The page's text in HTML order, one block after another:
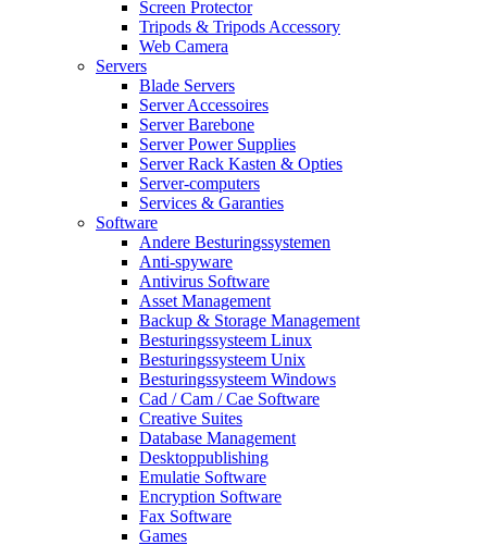
Screen Protector
Tripods & Tripods Accessory
Web Camera
Servers
Blade Servers
Server Accessoires
Server Barebone
Server Power Supplies
Server Rack Kasten & Opties
Server-computers
Services & Garanties
Software
Andere Besturingssystemen
Anti-spyware
Antivirus Software
Asset Management
Backup & Storage Management
Besturingssysteem Linux
Besturingssysteem Unix
Besturingssysteem Windows
Cad / Cam / Cae Software
Creative Suites
Database Management
Desktoppublishing
Emulatie Software
Encryption Software
Fax Software
Games